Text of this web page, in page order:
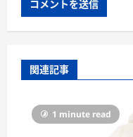
関連記事
1 minute read